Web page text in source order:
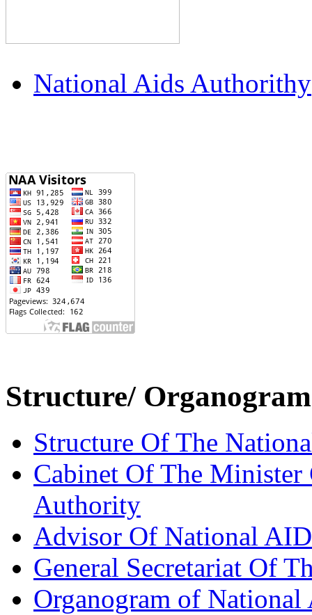
National Aids Authorithy
Structure/ Organogram
Structure Of The
Cabinet Of The
Authority
Advisor Of National
General Secretariat Of
Organogram of